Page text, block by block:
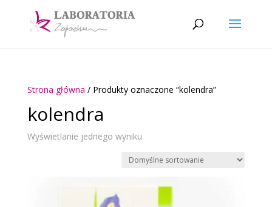
Strona główna / Produkty oznaczone “kolendra”
kolendra
Wyświetlanie jednego wyniku